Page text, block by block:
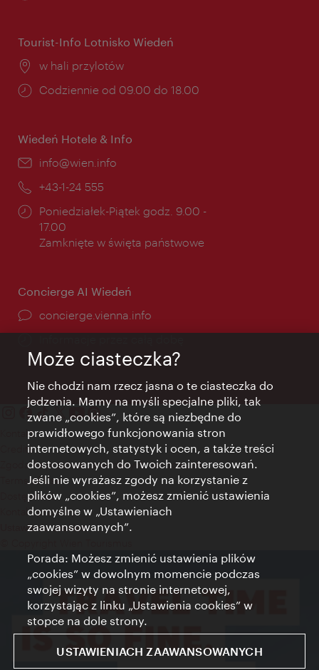
Tourist-Info Lotnisko Wiedeń
Miejsce:
w hali przylotów
Godziny
Codziennie od 09.00 do 18.00
Wiedeń Hotele & Info
E-
info@wien.info
Telefon:
+43-1-24 555
Godziny
otwarcia:
Poniedziałek-Piątek godz. 9.00 -
17.00
Zamknięte w święta państwowe
Concierge AI Wiedeń
concierge.vienna.info
Kontakt
Credits
Zgoda na przetwarzanie danych osobowych
Terms of Use
Dostępność
Kontakt prasowy
Ustawienia cookies
Może ciasteczka?
Nie chodzi nam rzecz jasna o te ciasteczka do
jedzenia. Mamy na myśli specjalne pliki, tak
zwane „cookies”, które są niezbędne do
prawidłowego funkcjonowania stron
internetowych, statystyk i ocen, a także treści
dostosowanych do Twoich zainteresowań.
Jeśli nie wyrażasz zgody na korzystanie z
plików „cookies”, możesz zmienić ustawienia
domyślne w „Ustawieniach
zaawansowanych”.
Porada: Możesz zmienić ustawienia plików
„cookies” w dowolnym momencie podczas
swojej wizyty na stronie internetowej,
korzystając z linku „Ustawienia cookies” w
stopce na dole strony.
USTAWIENIACH ZAAWANSOWANYCH